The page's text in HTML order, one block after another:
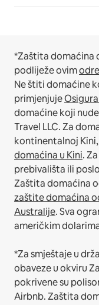
*Zaštita domaćina
podliježe ovim
Ne štiti domaćine
primjenjuje
domaćine koji
Travel LLC.Za
kontinentalnoj
domaćina u Kini.
prebivališta ili
Zaštita domaćina
zaštite domaćina
Australije. Sva
američkim
*Za smještaje u
obaveze u okviru
pokrivene su
Airbnb. Zaštita